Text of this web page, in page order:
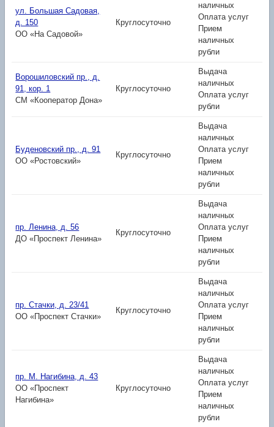
ул. Большая Садовая,
д. 150
ОО «На Садовой»
Круглосуточно
наличных
Оплата услуг
Прием
наличных
рубли
Ворошиловский пр., д.
91, кор. 1
СМ «Кооператор Дона»
Круглосуточно
Выдача
наличных
Оплата услуг
рубли
Буденовский пр., д. 91
ОО «Ростовский»
Круглосуточно
Выдача
наличных
Оплата услуг
Прием
наличных
рубли
пр. Ленина, д. 56
ДО «Проспект Ленина»
Круглосуточно
Выдача
наличных
Оплата услуг
Прием
наличных
рубли
пр. Стачки, д. 23/41
ОО «Проспект Стачки»
Круглосуточно
Выдача
наличных
Оплата услуг
Прием
наличных
рубли
пр. М. Нагибина, д. 43
ОО «Проспект
Нагибина»
Круглосуточно
Выдача
наличных
Оплата услуг
Прием
наличных
рубли